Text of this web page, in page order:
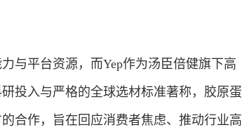
与平台资源，而Yep作为汤臣倍健旗下高
投入与严格的全球选材标准著称，胶原蛋
合作，旨在回应消费者焦虑、推动行业高